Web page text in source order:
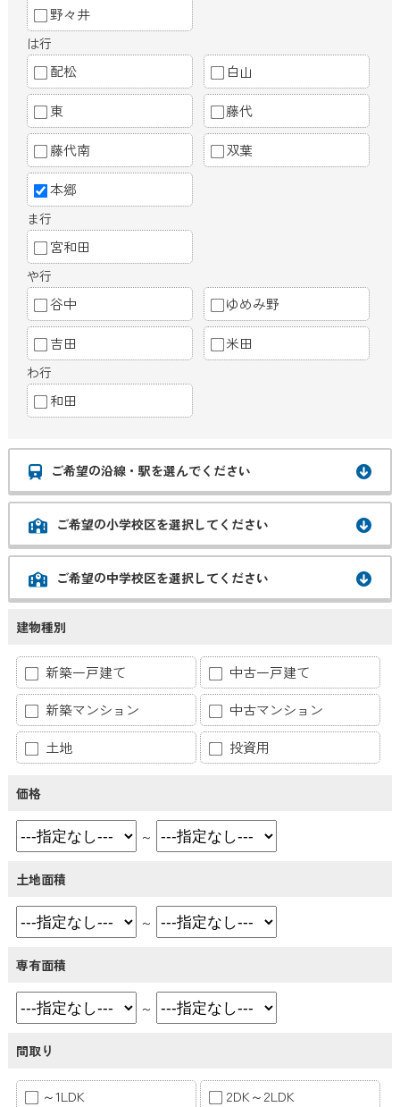
野々井
は行
配松 白山
東 藤代
藤代南 双葉
本郷
ま行
宮和田
や行
谷中 ゆめみ野
吉田 米田
わ行
和田
ご希望の沿線・駅を選んでください
ご希望の小学校区を選択してください
ご希望の中学校区を選択してください
建物種別
新築一戸建て
中古一戸建て
新築マンション
中古マンション
土地
投資用
価格
～
土地面積
～
専有面積
～
間取り
～1LDK
2DK～2LDK